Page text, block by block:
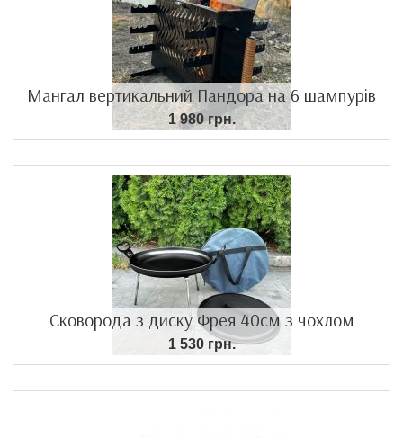
Мангал вертикальний Пандора на 6 шампурів
1 980 грн.
Сковорода з диску Фрея 40см з чохлом
1 530 грн.